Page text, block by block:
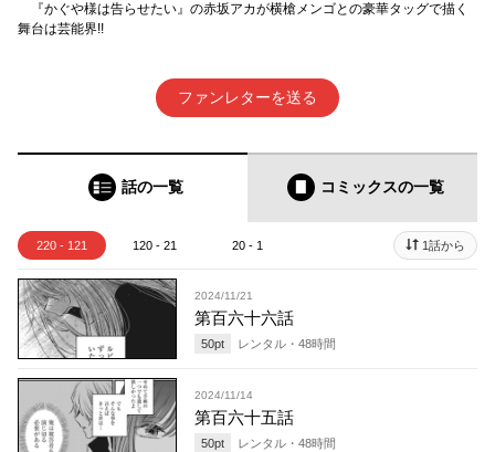
『かぐや様は告らせたい』の赤坂アカが横槍メンゴとの豪華タッグで描く
舞台は芸能界!!
ファンレターを送る
話の一覧 コミックスの一覧
220 - 121 120 - 21 20 - 1 1話から
2024/11/21
第百六十六話
50pt レンタル・ 48時間
2024/11/14
第百六十五話
50pt レンタル・ 48時間